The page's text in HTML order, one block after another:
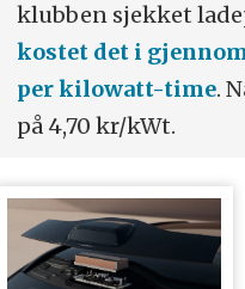
klubben sjekket
kostet det i
per kilowatt-time.
på 4,70 kr/kWt.